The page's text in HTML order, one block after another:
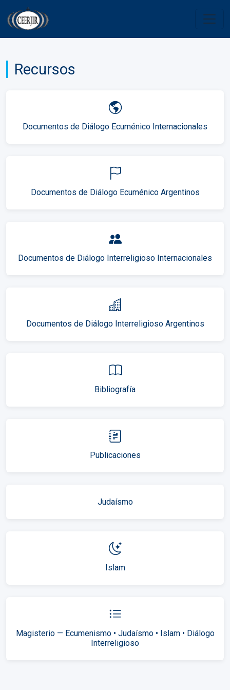
Recursos
Documentos de Diálogo Ecuménico Internacionales
Documentos de Diálogo Ecuménico Argentinos
Documentos de Diálogo Interreligioso Internacionales
Documentos de Diálogo Interreligioso Argentinos
Bibliografía
Publicaciones
Judaísmo
Islam
Magisterio — Ecumenismo • Judaísmo • Islam • Diálogo
Interreligioso